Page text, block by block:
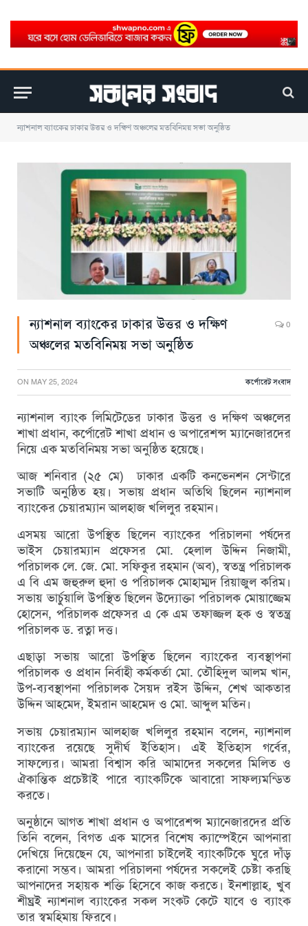
ন্যাশনাল ব্যাংকের ঢাকার উত্তর ও দক্ষিণ অঞ্চলের মতবিনিময় সভা অনুষ্ঠিত
ন্যাশনাল ব্যাংকের ঢাকার উত্তর ও দক্ষিণ
অঞ্চলের মতবিনিময় সভা অনুষ্ঠিত
0
ON MAY 25, 2024 কর্পোরেট সংবাদ
ন্যাশনাল ব্যাংক লিমিটেডের ঢাকার উত্তর ও দক্ষিণ অঞ্চলের
শাখা প্রধান, কর্পোরেট শাখা প্রধান ও অপারেশন্স ম্যানেজারদের
নিয়ে এক মতবিনিময় সভা অনুষ্ঠিত হয়েছে।
আজ শনিবার (২৫ মে) ঢাকার একটি কনভেনশন সেন্টারে
সভাটি অনুষ্ঠিত হয়। সভায় প্রধান অতিথি ছিলেন ন্যাশনাল
ব্যাংকের চেয়ারম্যান আলহাজ খলিলুর রহমান।
এসময় আরো উপস্থিত ছিলেন ব্যাংকের পরিচালনা পর্ষদের
ভাইস চেয়ারম্যান প্রফেসর মো. হেলাল উদ্দিন নিজামী,
পরিচালক লে. জে. মো. সফিকুর রহমান (অব), স্বতন্ত্র পরিচালক
এ বি এম জহুরুল হুদা ও পরিচালক মোহাম্মদ রিয়াজুল করিম।
সভায় ভার্চুয়ালি উপস্থিত ছিলেন উদ্যোক্তা পরিচালক মোয়াজ্জেম
হোসেন, পরিচালক প্রফেসর এ কে এম তফাজ্জল হক ও স্বতন্ত্র
পরিচালক ড. রত্না দত্ত।
এছাড়া সভায় আরো উপস্থিত ছিলেন ব্যাংকের ব্যবস্থাপনা
পরিচালক ও প্রধান নির্বাহী কর্মকর্তা মো. তৌহিদুল আলম খান,
উপ-ব্যবস্থাপনা পরিচালক সৈয়দ রইস উদ্দিন, শেখ আকতার
উদ্দিন আহমেদ, ইমরান আহমেদ ও মো. আব্দুল মতিন।
সভায় চেয়ারম্যান আলহাজ খলিলুর রহমান বলেন, ন্যাশনাল
ব্যাংকের রয়েছে সুদীর্ঘ ইতিহাস। এই ইতিহাস গর্বের,
সাফল্যের। আমরা বিশ্বাস করি আমাদের সকলের মিলিত ও
ঐকান্তিক প্রচেষ্টাই পারে ব্যাংকটিকে আবারো সাফল্যমন্ডিত
করতে।
অনুষ্ঠানে আগত শাখা প্রধান ও অপারেশন্স ম্যানেজারদের প্রতি
তিনি বলেন, বিগত এক মাসের বিশেষ ক্যাম্পেইনে আপনারা
দেখিয়ে দিয়েছেন যে, আপনারা চাইলেই ব্যাংকটিকে ঘুরে দাঁড়
করানো সম্ভব। আমরা পরিচালনা পর্ষদের সকলেই চেষ্টা করছি
আপনাদের সহায়ক শক্তি হিসেবে কাজ করতে। ইনশাল্লাহ, খুব
শীঘ্রই ন্যাশনাল ব্যাংকের সকল সংকট কেটে যাবে ও ব্যাংক
তার স্বমহিমায় ফিরবে।